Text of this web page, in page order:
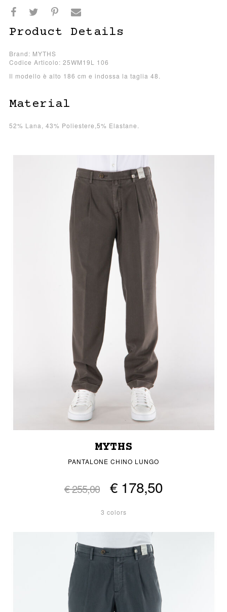
Product Details
Brand: MYTHS
Codice Articolo: 25WM19L 106
Il modello è alto 186 cm e indossa la taglia 48.
Material
52% Lana, 43% Poliestere,5% Elastane.
MYTHS
PANTALONE CHINO LUNGO
€ 255,00 € 178,50
3 colors